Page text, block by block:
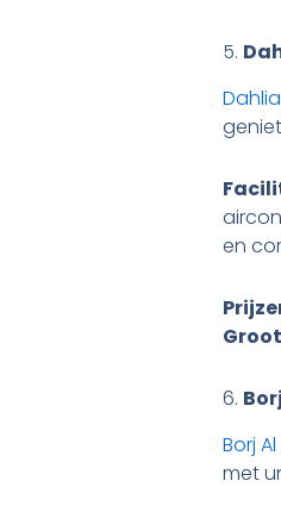
5.
en
6.
Borj
met